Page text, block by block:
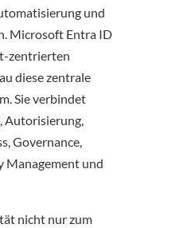
und
Microsoft Entra ID
zentrierten
diese zentrale
Sie verbindet
Autorisierung,
Governance,
Management und
nicht nur zum